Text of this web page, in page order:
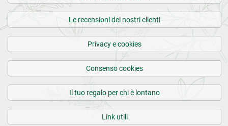
Le recensioni dei nostri clienti
Privacy e cookies
Consenso cookies
Il tuo regalo per chi è lontano
Link utili